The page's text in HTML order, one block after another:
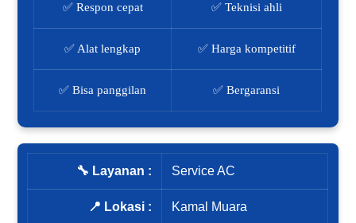
✅ Respon cepat ✅ Teknisi ahli
✅ Alat lengkap ✅ Harga kompetitif
✅ Bisa panggilan ✅ Bergaransi
🔧 Layanan : Service AC
📍 Lokasi : Kamal Muara